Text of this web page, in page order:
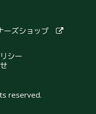
ーズショップ
シー
reserved.